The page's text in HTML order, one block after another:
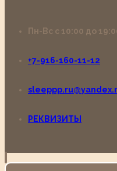
Пн-Вс с 10:00 до
+7-916-160-11-12
РЕКВИЗИТЫ